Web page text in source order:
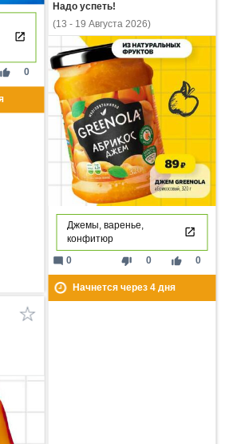
thumb_up 0
Надо успеть!
(13 - 19 Августа 2026)
Джемы, варенье,
конфитюр
thumb_down 0 thumb_up 0
mode_comment 0
Начнется через 4дня